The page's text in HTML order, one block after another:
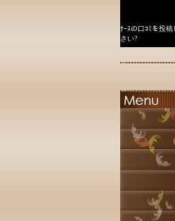
ﾅｰｽの口ｺﾐを投
さい?